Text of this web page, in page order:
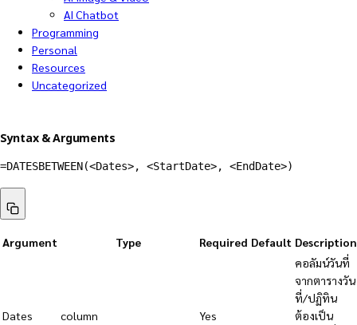
AI Chatbot
Programming
Personal
Resources
Uncategorized
Syntax & Arguments
=DATESBETWEEN(<Dates>, <StartDate>, <EndDate>)
Argument Type Required Default Description
Dates column Yes
คอลัมน์วันที่
จากตารางวัน
ที่/ปฏิทิน
ต้องเป็น